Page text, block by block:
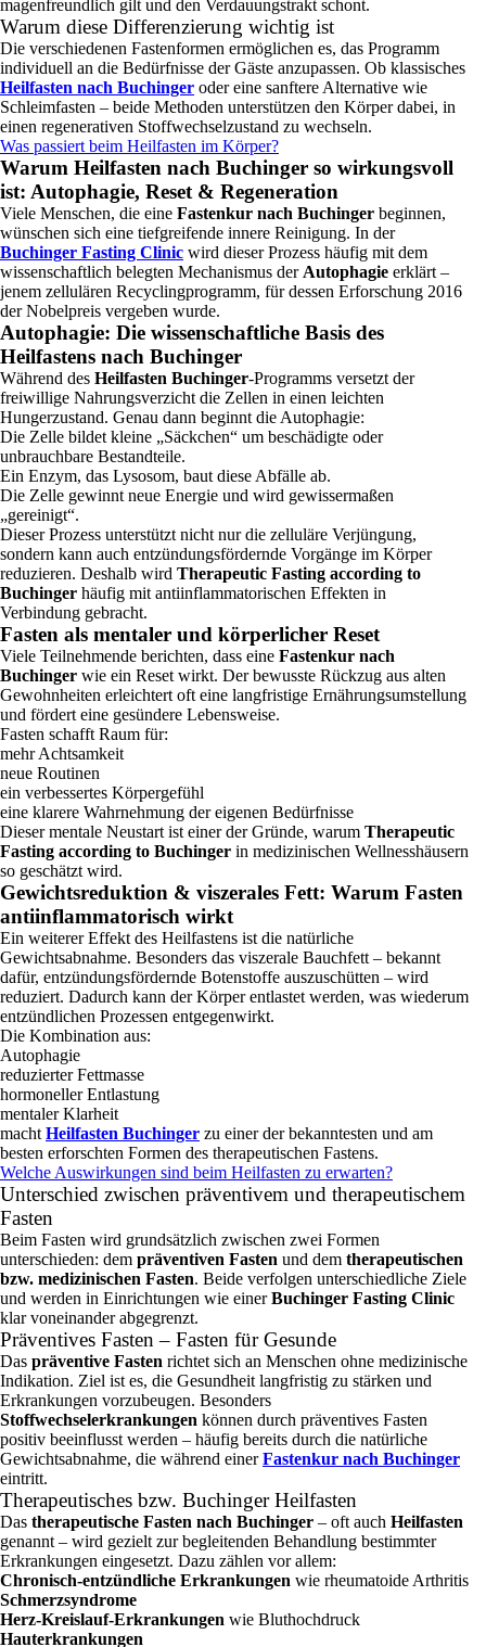
magenfreundlich gilt und den Verdauungstrakt schont.
Warum diese Differenzierung wichtig ist
Die verschiedenen Fastenformen ermöglichen es, das Programm
individuell an die Bedürfnisse der Gäste anzupassen. Ob klassisches
Heilfasten nach Buchinger oder eine sanftere Alternative wie
Schleimfasten – beide Methoden unterstützen den Körper dabei, in
einen regenerativen Stoffwechselzustand zu wechseln.
Was passiert beim Heilfasten im Körper?
Warum Heilfasten nach Buchinger so wirkungsvoll
ist: Autophagie, Reset & Regeneration
Viele Menschen, die eine Fastenkur nach Buchinger beginnen,
wünschen sich eine tiefgreifende innere Reinigung. In der
Buchinger Fasting Clinic wird dieser Prozess häufig mit dem
wissenschaftlich belegten Mechanismus der Autophagie erklärt –
jenem zellulären Recyclingprogramm, für dessen Erforschung 2016
der Nobelpreis vergeben wurde.
Autophagie: Die wissenschaftliche Basis des
Heilfastens nach Buchinger
Während des Heilfasten Buchinger-Programms versetzt der
freiwillige Nahrungsverzicht die Zellen in einen leichten
Hungerzustand. Genau dann beginnt die Autophagie:
Die Zelle bildet kleine „Säckchen“ um beschädigte oder
unbrauchbare Bestandteile.
Ein Enzym, das Lysosom, baut diese Abfälle ab.
Die Zelle gewinnt neue Energie und wird gewissermaßen
„gereinigt“.
Dieser Prozess unterstützt nicht nur die zelluläre Verjüngung,
sondern kann auch entzündungsfördernde Vorgänge im Körper
reduzieren. Deshalb wird Therapeutic Fasting according to
Buchinger häufig mit antiinflammatorischen Effekten in
Verbindung gebracht.
Fasten als mentaler und körperlicher Reset
Viele Teilnehmende berichten, dass eine Fastenkur nach
Buchinger wie ein Reset wirkt. Der bewusste Rückzug aus alten
Gewohnheiten erleichtert oft eine langfristige Ernährungsumstellung
und fördert eine gesündere Lebensweise.
Fasten schafft Raum für:
mehr Achtsamkeit
neue Routinen
ein verbessertes Körpergefühl
eine klarere Wahrnehmung der eigenen Bedürfnisse
Dieser mentale Neustart ist einer der Gründe, warum Therapeutic
Fasting according to Buchinger in medizinischen Wellnesshäusern
so geschätzt wird.
Gewichtsreduktion & viszerales Fett: Warum Fasten
antiinflammatorisch wirkt
Ein weiterer Effekt des Heilfastens ist die natürliche
Gewichtsabnahme. Besonders das viszerale Bauchfett – bekannt
dafür, entzündungsfördernde Botenstoffe auszuschütten – wird
reduziert. Dadurch kann der Körper entlastet werden, was wiederum
entzündlichen Prozessen entgegenwirkt.
Die Kombination aus:
Autophagie
reduzierter Fettmasse
hormoneller Entlastung
mentaler Klarheit
macht Heilfasten Buchinger zu einer der bekanntesten und am
besten erforschten Formen des therapeutischen Fastens.
Welche Auswirkungen sind beim Heilfasten zu erwarten?
Unterschied zwischen präventivem und therapeutischem
Fasten
Beim Fasten wird grundsätzlich zwischen zwei Formen
unterschieden: dem präventiven Fasten und dem therapeutischen
bzw. medizinischen Fasten. Beide verfolgen unterschiedliche Ziele
und werden in Einrichtungen wie einerBuchinger Fasting Clinic
klar voneinander abgegrenzt.
Präventives Fasten – Fasten für Gesunde
Das präventive Fasten richtet sich an Menschen ohne medizinische
Indikation. Ziel ist es, die Gesundheit langfristig zu stärken und
Erkrankungen vorzubeugen. Besonders
Stoffwechselerkrankungen können durch präventives Fasten
positiv beeinflusst werden – häufig bereits durch die natürliche
Gewichtsabnahme, die während einerFastenkur nach Buchinger
eintritt.
Therapeutisches bzw. Buchinger Heilfasten
Das therapeutische Fasten nach Buchinger – oft auch Heilfasten
genannt – wird gezielt zur begleitenden Behandlung bestimmter
Erkrankungen eingesetzt. Dazu zählen vor allem:
Chronisch‑entzündliche Erkrankungen wie rheumatoide Arthritis
Schmerzsyndrome
Herz‑Kreislauf‑Erkrankungen wie Bluthochdruck
Hauterkrankungen